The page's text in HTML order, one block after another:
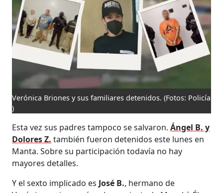
Verónica Briones y sus familiares detenidos.(Fotos: Policía
)
Esta vez sus padres tampoco se salvaron.Ángel B. y
Dolores Z. también fueron detenidos este lunes en
Manta. Sobre su participación todavía no hay
mayores detalles.
Y el sexto implicado es José B., hermano de